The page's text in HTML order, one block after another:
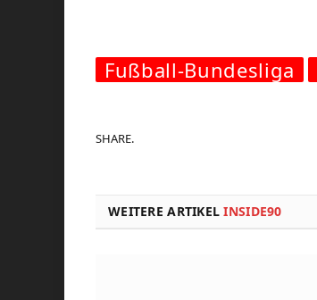
Fußball-Bundesliga
SHARE.
WEITERE ARTIKELINSIDE90